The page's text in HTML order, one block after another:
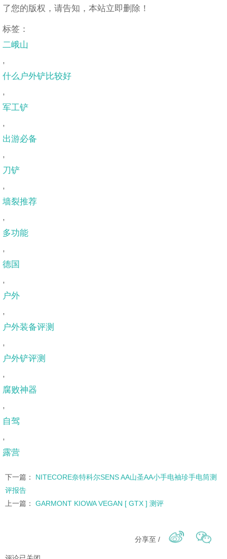
了您的版权，请告知，本站立即删除！
标签：
二峨山
,
什么户外铲比较好
,
军工铲
,
出游必备
,
刀铲
,
墙裂推荐
,
多功能
,
德国
,
户外
,
户外装备评测
,
户外铲评测
,
腐败神器
,
自驾
,
露营
下一篇： NITECORE奈特科尔SENS AA山圣AA小手电袖珍手电筒测
评报告
上一篇： GARMONT KIOWA VEGAN [ GTX ] 测评
分享至 /